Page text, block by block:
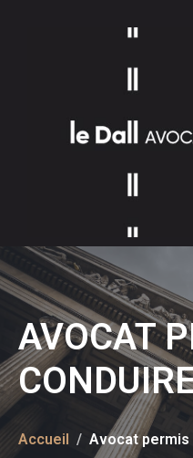
AVOCAT
Accueil Avocat permis